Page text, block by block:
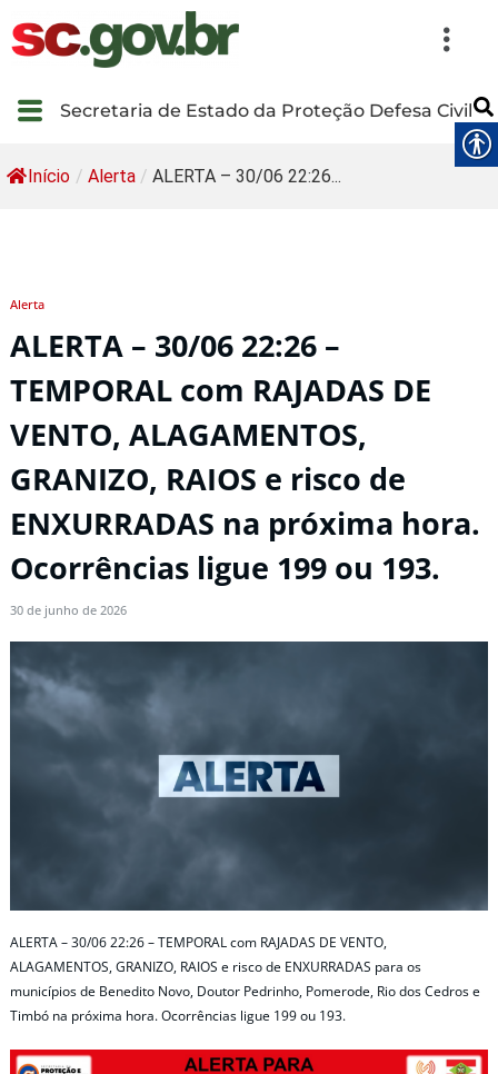
Secretaria de Estado da Proteção Defesa Civil
Início / Alerta / ALERTA – 30/06 22:26...
Alerta
ALERTA – 30/06 22:26 –
TEMPORAL com RAJADAS DE
VENTO, ALAGAMENTOS,
GRANIZO, RAIOS e risco de
ENXURRADAS na próxima hora.
Ocorrências ligue 199 ou 193.
30 de junho de 2026
ALERTA – 30/06 22:26 – TEMPORAL com RAJADAS DE VENTO,
ALAGAMENTOS, GRANIZO, RAIOS e risco de ENXURRADAS para os
municípios de Benedito Novo, Doutor Pedrinho, Pomerode, Rio dos Cedros e
Timbó na próxima hora. Ocorrências ligue 199 ou 193.